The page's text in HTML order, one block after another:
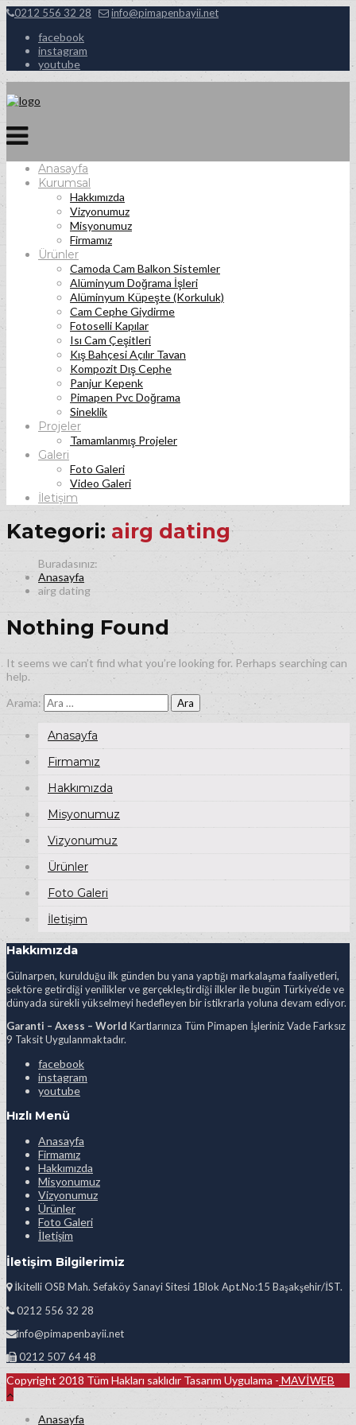
0212 556 32 28 info@pimapenbayii.net
facebook
instagram
youtube
Anasayfa
Kurumsal
Hakkımızda
Vizyonumuz
Misyonumuz
Firmamız
Ürünler
Camoda Cam Balkon Sistemler
Alüminyum Doğrama İşleri
Alüminyum Küpeşte (Korkuluk)
Cam Cephe Giydirme
Fotoselli Kapılar
Isı Cam Çeşitleri
Kış Bahçesi Açılır Tavan
Kompozit Dış Cephe
Panjur Kepenk
Pimapen Pvc Doğrama
Sineklik
Projeler
Tamamlanmış Projeler
Galeri
Foto Galeri
Video Galeri
İletişim
Kategori: airg dating
Anasayfa
airg dating
Nothing Found
It seems we can’t find what you’re looking for. Perhaps searching can
help.
Arama:
Anasayfa
Firmamız
Hakkımızda
Misyonumuz
Vizyonumuz
Ürünler
Foto Galeri
İletişim
Hakkımızda
Gülnarpen, kurulduğu ilk günden bu yana yaptığı markalaşma faaliyetleri,
sektöre getirdiği yenilikler ve gerçekleştirdiği ilkler ile bugün Türkiye’de ve
dünyada sürekli yükselmeyi hedefleyen bir istikrarla yoluna devam ediyor.
Garanti – Axess – World Kartlarınıza Tüm Pimapen İşleriniz Vade Farksız
9 Taksit Uygulanmaktadır.
facebook
instagram
youtube
Hızlı Menü
Anasayfa
Firmamız
Hakkımızda
Misyonumuz
Vizyonumuz
Ürünler
Foto Galeri
İletişim
İletişim Bilgilerimiz
İkitelli OSB Mah. Sefaköy Sanayi Sitesi 1Blok Apt.No:15 Başakşehir/İST.
0212 556 32 28
info@pimapenbayii.net
0212 507 64 48
Copyright 2018 Tüm Hakları saklıdır Tasarım Uygulama - MAVİWEB
Anasayfa